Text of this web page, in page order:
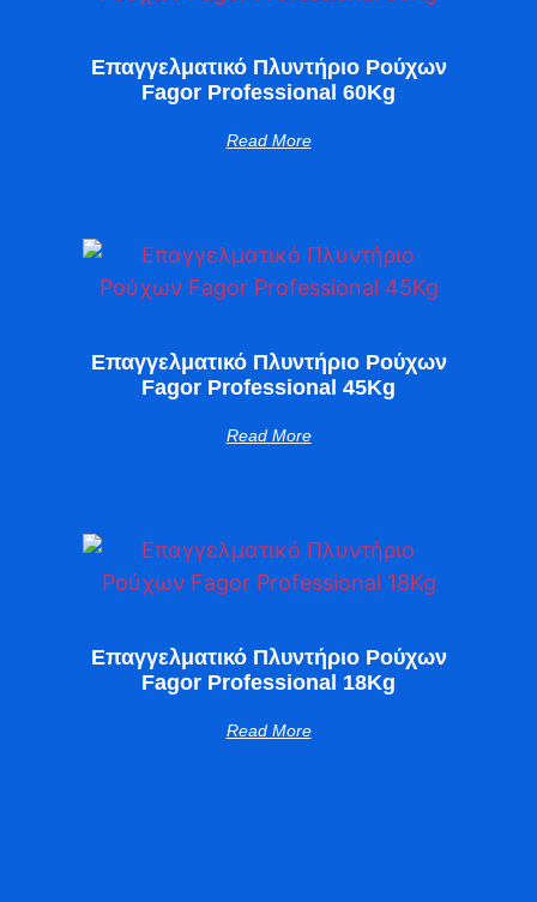
Επαγγελματικό Πλυντήριο Ρούχων
Fagor Professional 60Kg
Read More
Επαγγελματικό Πλυντήριο Ρούχων
Fagor Professional 45Kg
Read More
Επαγγελματικό Πλυντήριο Ρούχων
Fagor Professional 18Kg
Read More